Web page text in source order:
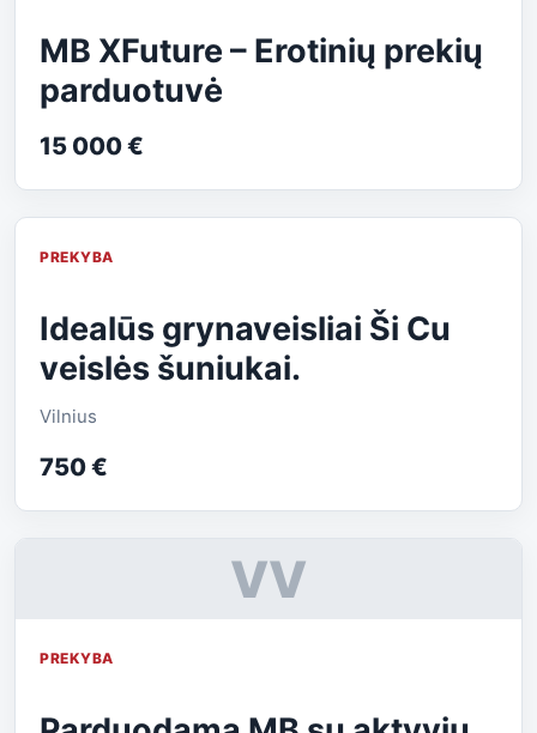
MB XFuture – Erotinių prekių
parduotuvė
15 000 €
PREKYBA
Idealūs grynaveisliai Ši Cu
veislės šuniukai.
Vilnius
750 €
VV
PREKYBA